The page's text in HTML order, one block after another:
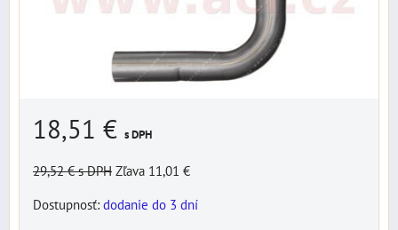
18,51 € s DPH
29,52 €s DPH Zľava 11,01 €
Dostupnosť: dodanie do 3 dní